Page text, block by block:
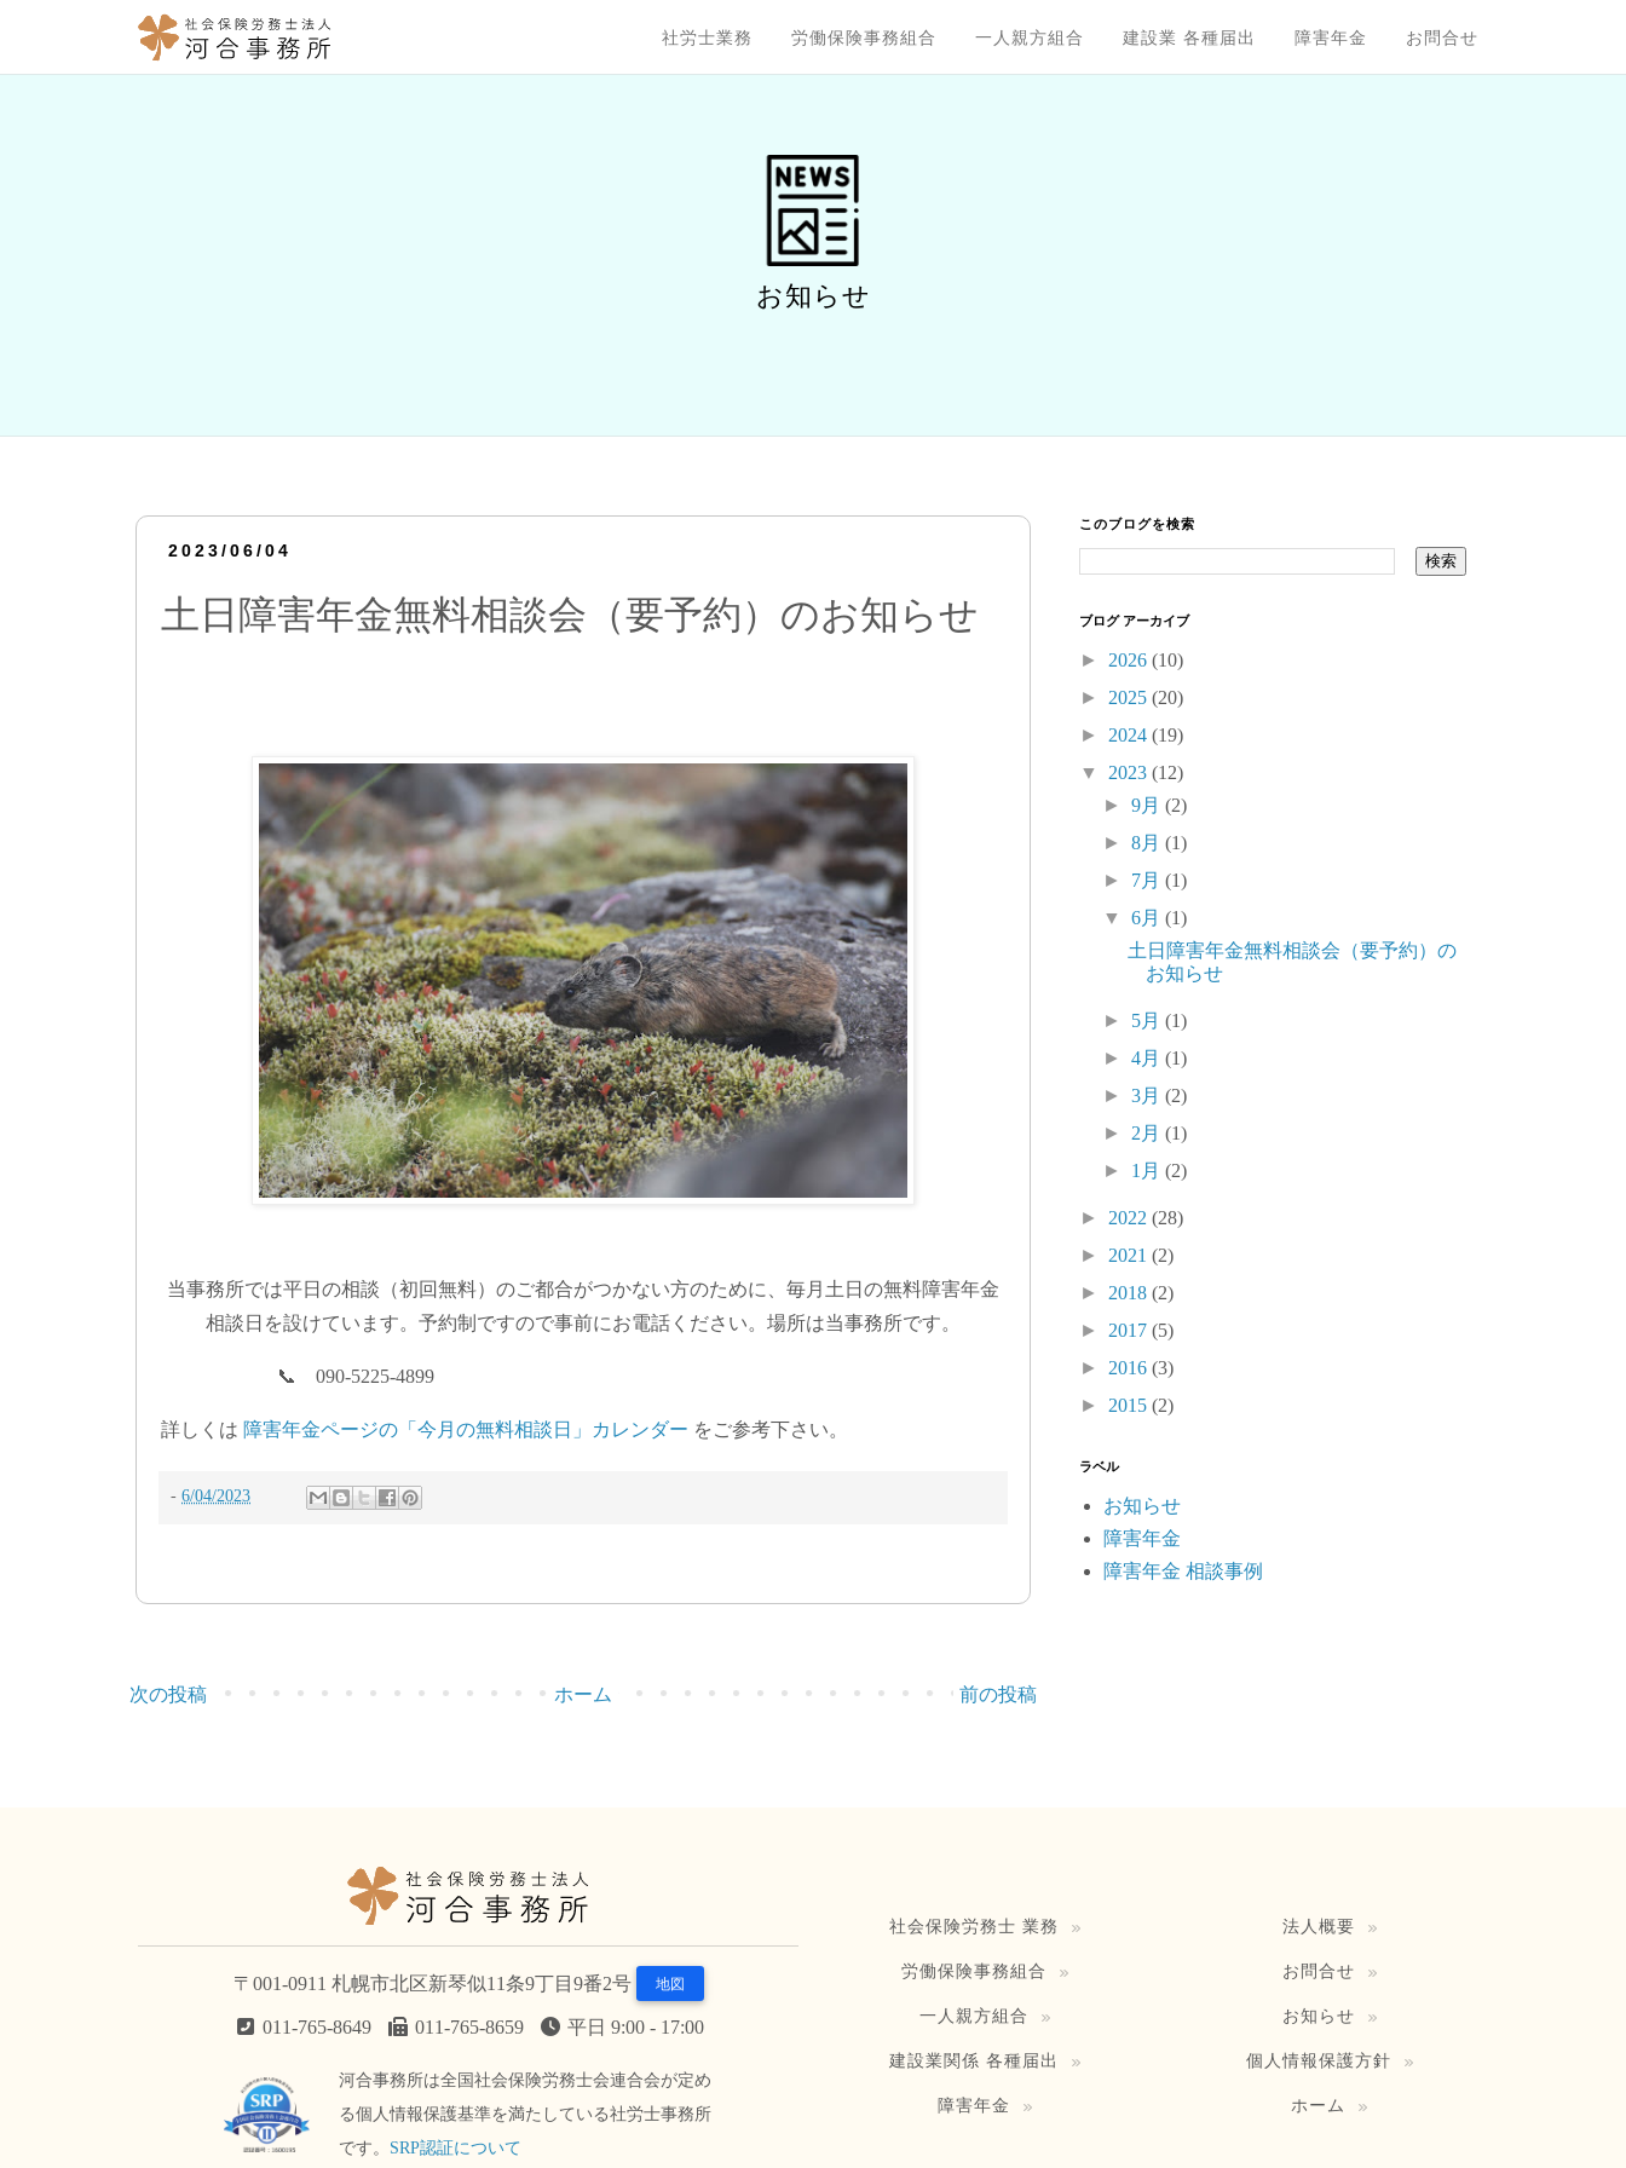
社労士業務 労働保険事務組合 一人親方組合 建設業 各種届出 障害年金 お問合せ
お知らせ
2023/06/04
土日障害年金無料相談会（要予約）のお知らせ
当事務所では平日の相談（初回無料）のご都合がつかない方のために、毎月土日の無料障害年金
相談日を設けています。予約制ですので事前にお電話ください。場所は当事務所です。
📞 090-5225-4899
詳しくは 障害年金ページの「今月の無料相談日」カレンダー をご参考下さい。
- 6/04/2023
次の投稿 前の投稿
ホーム
このブログを検索
ブログ アーカイブ
► 2026 (10)
► 2025 (20)
► 2024 (19)
▼ 2023 (12)
►9月(2)
►8月(1)
► 7月(1)
▼6月(1)
土日障害年金無料相談会（要予約）の
お知らせ
► 5月(1)
►4月(1)
►3月(2)
► 2月(1)
► 1月(2)
► 2022 (28)
► 2021 (2)
► 2018 (2)
► 2017 (5)
► 2016 (3)
► 2015 (2)
ラベル
お知らせ
障害年金
障害年金 相談事例
〒001-0911 札幌市北区新琴似11条9丁目9番2号 地図
011-765-8649 011-765-8659 平日 9:00 - 17:00
河合事務所は全国社会保険労務士会連合会が定め
る個人情報保護基準を満たしている社労士事務所
です。 SRP認証について
社会保険労務士 業務
労働保険事務組合
一人親方組合
建設業関係 各種届出
障害年金
法人概要
お問合せ
お知らせ
個人情報保護方針
ホーム